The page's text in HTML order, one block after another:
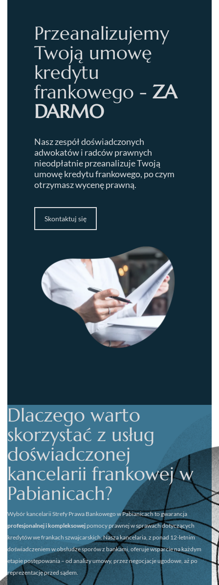
Przeanalizujemy
Twoją umowę
kredytu
frankowego - ZA
DARMO
Nasz zespół doświadczonych
adwokatów i radców prawnych
nieodpłatnie przeanalizuje Twoją
umowę kredytu frankowego, po czym
otrzymasz wycenę prawną.
Skontaktuj się
Dlaczego warto
skorzystać z usług
doświadczonej
kancelarii frankowej w
Pabianicach?
Wybór kancelariiStrefy Prawa Bankowego w Pabianicachto gwarancja
profesjonalnej i kompleksowej pomocy prawnej w sprawach dotyczących
kredytów we frankach szwajcarskich. Nasza kancelaria, z ponad 12-letnim
doświadczeniem w obsłudze sporów z bankami, oferuje wsparcie na każdym
etapie postępowania – od analizy umowy, przez negocjacje ugodowe, aż po
reprezentację przed sądem.